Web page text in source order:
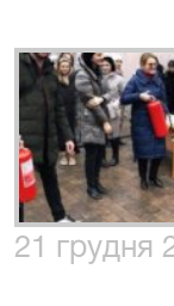
21 грудня